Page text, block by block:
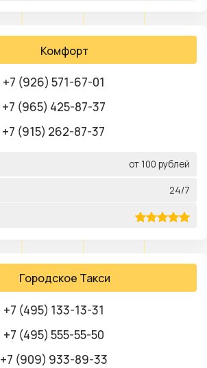
Комфорт
+7 (926) 571-67-01
+7 (965) 425-87-37
+7 (915) 262-87-37
от 100 рублей
24/7
Городское Такси
+7 (495) 133-13-31
+7 (495) 555-55-50
+7 (909) 933-89-33